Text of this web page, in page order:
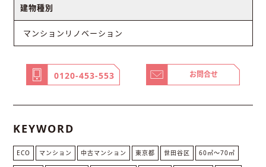
建物種別
マンションリノベーション
0120-453-553 お問合せ
KEYWORD
ECO マンション 中古マンション 東京都 世田谷区 60㎡〜70㎡